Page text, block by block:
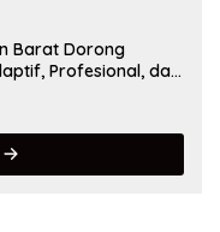
Barat Dorong
Profesional, dan